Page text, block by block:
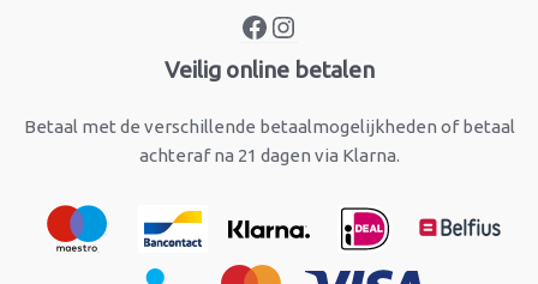
Veilig online betalen
Betaal met de verschillende betaalmogelijkheden of betaal
achteraf na 21 dagen via Klarna.